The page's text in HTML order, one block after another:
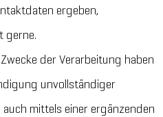
ergeben,
gerne.
der Verarbeitung haben
unvollständiger
mittels einer ergänzenden